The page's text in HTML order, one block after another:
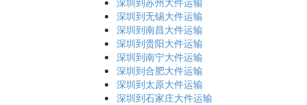
深圳到无锡大件运输
深圳到南昌大件运输
深圳到贵阳大件运输
深圳到南宁大件运输
深圳到合肥大件运输
深圳到太原大件运输
深圳到石家庄大件运输